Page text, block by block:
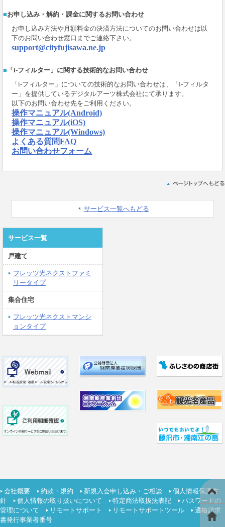
お申し込み・解約・課金に関するお問い合わせ
お申し込み方法や月額料金の決済方法についてのお問い合わせは以
下のお問い合わせ窓口までご連絡下さい。
support@cityfujisawa.ne.jp
「i-フィルター」に関する技術的なお問い合わせ
「i-フィルター」についての技術的なお問い合わせは、「i-フィルタ
ー」を提供しているデジタルアーツ株式会社にて承ります。
以下のお問い合わせ先をご利用ください。
操作マニュアル(Android)
操作マニュアル(iOS)
操作マニュアル(Windows)
よくある質問FAQ
お問い合わせフォーム
サービス一覧へもどる
サービス一覧
戸建て
フレッツ光ネクストファミ
リータイプ
集合住宅
フレッツ光ネクストマンシ
ョンタイプ
会社概要 約款・規約 新規入会申し込み・ご相談
個人情報保護方
針
個人情報の取り扱いについて 特定商法取扱法表記
パスワードの
管理について
リモートサポート リモートサポートツール
適格請求
書発行事業者番号